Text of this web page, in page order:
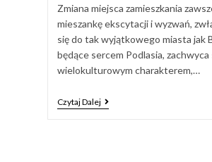
Zmiana miejsca zamieszkania
mieszankę ekscytacji i wyzwań,
się do tak wyjątkowego miasta jak
będące sercem Podlasia, zachwyca
wielokulturowym charakterem,…
Czytaj Dalej